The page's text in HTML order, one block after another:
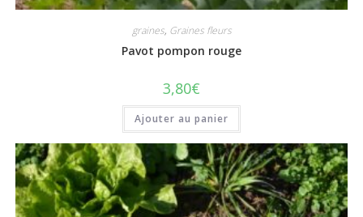
graines, Graines fleurs
Pavot pompon rouge
3,80€
Ajouter au panier